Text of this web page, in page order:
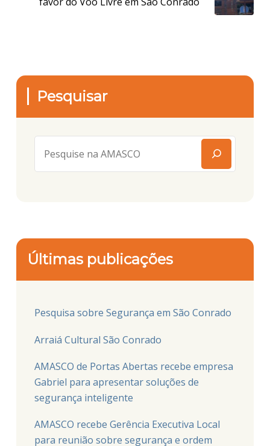
Pesquisar
Últimas publicações
Pesquisa sobre Segurança em São Conrado
Arraiá Cultural São Conrado
AMASCO de Portas Abertas recebe empresa
Gabriel para apresentar soluções de
segurança inteligente
AMASCO recebe Gerência Executiva Local
para reunião sobre segurança e ordem